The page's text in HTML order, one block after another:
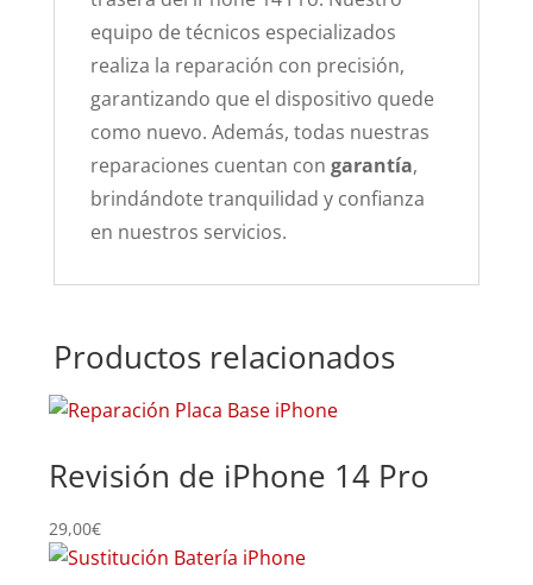
equipo de técnicos especializados
realiza la reparación con precisión,
garantizando que el dispositivo quede
como nuevo. Además, todas nuestras
reparaciones cuentan con garantía,
brindándote tranquilidad y confianza
en nuestros servicios.
Productos relacionados
Revisión de iPhone 14 Pro
29,00€